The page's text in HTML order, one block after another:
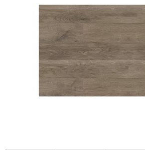
hviezdičiek.